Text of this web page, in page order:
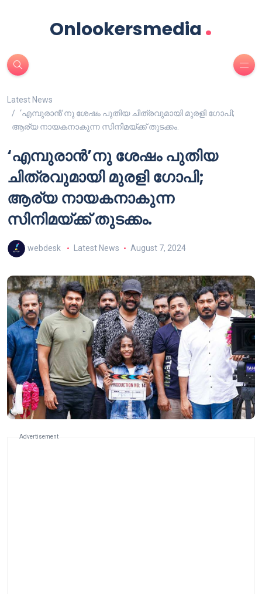
Onlookersmedia .
Latest News
‘എമ്പുരാൻ’നു ശേഷം പുതിയ ചിത്രവുമായി മുരളി ഗോപി;
ആര്യ നായകനാകുന്ന സിനിമയ്ക്ക് തുടക്കം.
‘എമ്പുരാൻ’നു ശേഷം പുതിയ
ചിത്രവുമായി മുരളി ഗോപി;
ആര്യ നായകനാകുന്ന
സിനിമയ്ക്ക് തുടക്കം.
webdesk Latest News August 7, 2024
Advertisement